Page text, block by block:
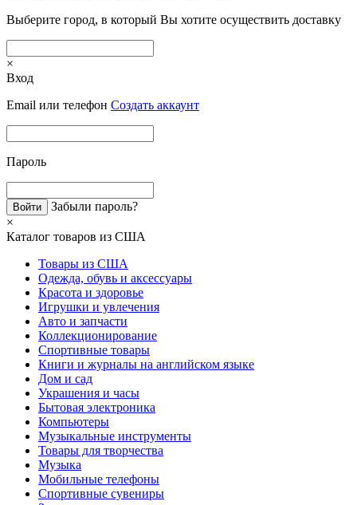
Выберите город, в который Вы хотите осуществить доставку
×
Вход
Email или телефон Создать аккаунт
Пароль
Забыли пароль?
×
Каталог товаров из США
Товары из США
Одежда, обувь и аксессуары
Красота и здоровье
Игрушки и увлечения
Авто и запчасти
Коллекционирование
Спортивные товары
Книги и журналы на английском языке
Дом и сад
Украшения и часы
Бытовая электроника
Компьютеры
Музыкальные инструменты
Товары для творчества
Музыка
Мобильные телефоны
Спортивные сувениры